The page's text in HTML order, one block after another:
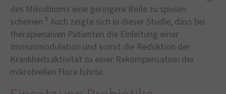
des Mikrobioms eine geringere Rolle zu spielen
scheinen.5 Auch zeigte sich in dieser Studie, dass bei
therapienaiven Patienten die Einleitung einer
Immunmodulation und somit die Reduktion der
Krankheitsaktivität zu einer Rekompensation der
mikrobiellen Flora führte.